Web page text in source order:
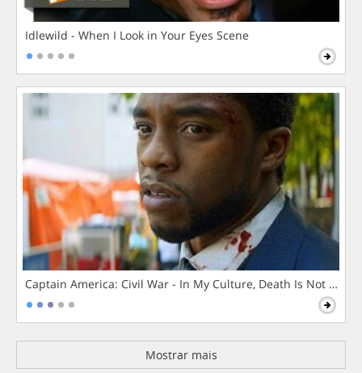
Idlewild - When I Look in Your Eyes Scene
Captain America: Civil War - In My Culture, Death Is Not The
Mostrar mais